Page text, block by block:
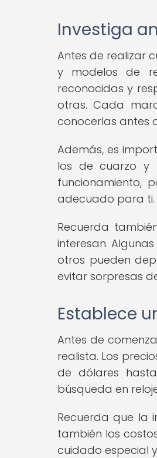
Investiga
Antes de realizar
y modelos de
reconocidas y
otras. Cada
conocerlas antes
Además, es
los de cuarzo y
funcionamiento,
adecuado para ti.
Recuerda
interesan.
otros pueden
evitar sorpresas
Establece
Antes de
realista. Los
de dólares
búsqueda en
Recuerda que la
también los
cuidado especial